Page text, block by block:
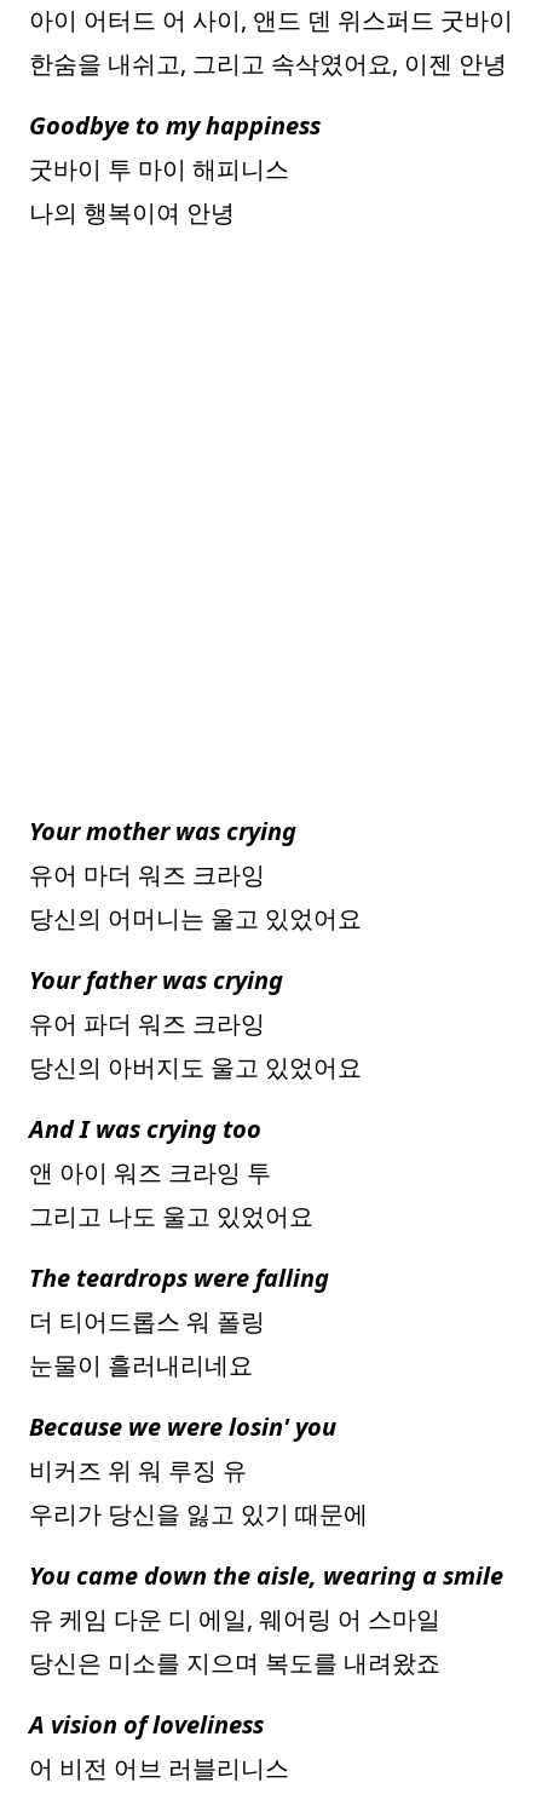
아이 어터드 어 사이, 앤드 덴 위스퍼드 굿바이
한숨을 내쉬고, 그리고 속삭였어요, 이젠 안녕
Goodbye to my happiness
굿바이 투 마이 해피니스
나의 행복이여 안녕
Your mother was crying
유어 마더 워즈 크라잉
당신의 어머니는 울고 있었어요
Your father was crying
유어 파더 워즈 크라잉
당신의 아버지도 울고 있었어요
And I was crying too
앤 아이 워즈 크라잉 투
그리고 나도 울고 있었어요
The teardrops were falling
더 티어드롭스 워 폴링
눈물이 흘러내리네요
Because we were losin' you
비커즈 위 워 루징 유
우리가 당신을 잃고 있기 때문에
You came down the aisle, wearing a smile
유 케임 다운 디 에일, 웨어링 어 스마일
당신은 미소를 지으며 복도를 내려왔죠
A vision of loveliness
어 비전 어브 러블리니스